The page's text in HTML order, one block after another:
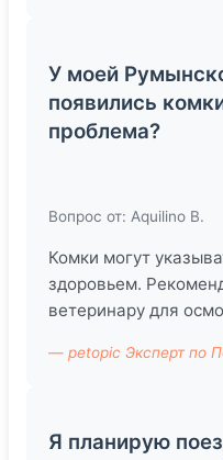
У моей
появились
проблема?
Вопрос от: Aquilino B.
Комки могут
здоровьем.
ветеринару для
— petopic Эксперт по
Я планирую